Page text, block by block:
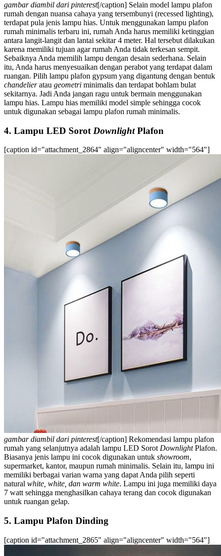
gambar diambil dari pinterest[/caption] Selain model lampu plafon
rumah dengan nuansa cahaya yang tersembunyi (recessed lighting),
terdapat pula jenis lampu hias. Untuk menggunakan lampu plafon
rumah minimalis terbaru ini, rumah Anda harus memiliki ketinggian
antara langit-langit dan lantai sekitar 4 meter. Hal tersebut dilakukan
karena memiliki tujuan agar rumah Anda tidak terkesan sempit.
Sebaiknya Anda memilih lampu dengan desain sederhana. Selain
itu, Anda harus menyesuaikan dengan perabot yang terdapat dalam
ruangan. Pilih lampu plafon gypsum yang digantung dengan bentuk
chandelieratau geometri minimalis dan terdapat bohlam bulat
sekitarnya. Jadi Anda jangan ragu untuk bermain menggunakan
lampu hias. Lampu hias memiliki model simple sehingga cocok
untuk digunakan sebagai lampu plafon rumah minimalis.
4. Lampu LED Sorot DownlightPlafon
[caption id="attachment_2864" align="aligncenter" width="564"]
gambar diambil dari pinterest[/caption] Rekomendasi lampu plafon
rumah yang selanjutnya adalah lampu LED SorotDownlightPlafon.
Biasanya jenis lampu ini cocok digunakan untuk showroom,
supermarket, kantor, maupun rumah minimalis. Selain itu, lampu ini
memiliki berbagai varian warna yang dapat Anda pilih seperti
natural white, white, dan warm white. Lampu ini juga memiliki daya
7 watt sehingga menghasilkan cahaya terang dan cocok digunakan
untuk ruangan gelap.
5. Lampu Plafon Dinding
[caption id="attachment_2865" align="aligncenter" width="564"]